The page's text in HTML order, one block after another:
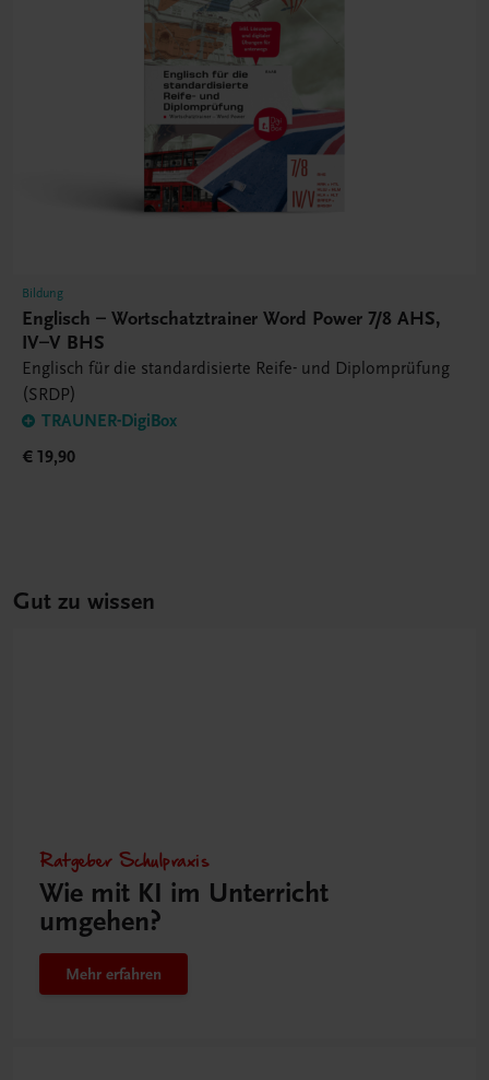
Bildung
Englisch – Wortschatztrainer Word Power 7/8 AHS,
IV–V BHS
Englisch für die standardisierte Reife- und Diplomprüfung
(SRDP)
TRAUNER-DigiBox
€ 19,90
Gut zu wissen
Ratgeber Schulpraxis
Wie mit KI im Unterricht
umgehen?
Mehr erfahren